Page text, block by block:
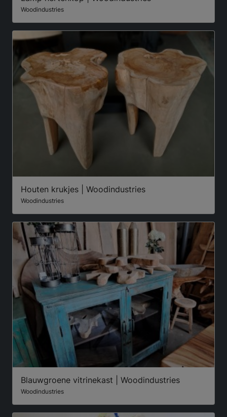
Woodindustries
Houten krukjes | Woodindustries
Woodindustries
Blauwgroene vitrinekast | Woodindustries
Woodindustries